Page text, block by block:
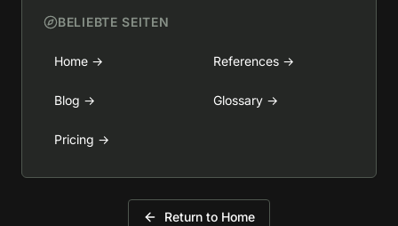
BELIEBTE SEITEN
Home → References →
Blog → Glossary →
Pricing →
Return to Home